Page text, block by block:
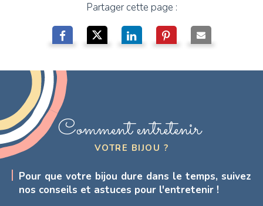
Partager cette page :
Comment entretenir
VOTRE BIJOU ?
Pour que votre bijou dure dans le temps, suivez
nos conseils et astuces pour l'entretenir !